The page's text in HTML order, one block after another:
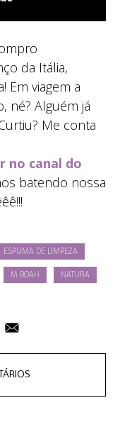
da Itália,
Em viagem a
né? Alguém já
Me conta
no canal do
batendo nossa
ESPUMA DE LIMPEZA
M BOAH NATURA